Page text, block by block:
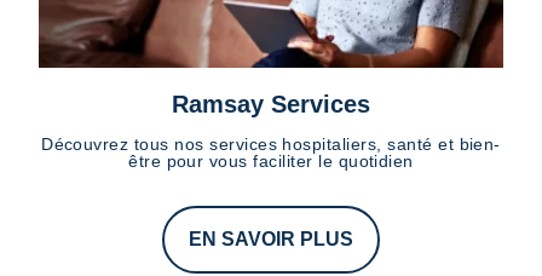
Ramsay Services
Découvrez tous nos services hospitaliers, santé et bien-
être pour vous faciliter le quotidien
EN SAVOIR PLUS